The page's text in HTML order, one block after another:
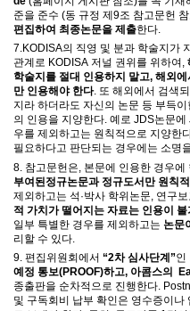
준을 준수 (동 규정 제 9조 참고문헌
편집하여 최종논문을 제출한다.
7.KODISA의 직영 및 분과 학술지가
관계로 KODISA 저널 권위를 위하여 ,
학술지를 절대 인용하지 말고, 해외에
만 인용해야 한다. 또 해외에서 검색
지라 하더라도 자신의 논문 등 부득
의 인용을 지양한다. 예로 JDS논문에
우를 제외하고는 원칙적으로 지양한
필요하다고 판단되는 경우에는 소명
8. 참고문헌은 본문에 인용한 경우에
부여된정규논문과 정규도서만 원칙
제외하고는 석·박사 학위논문 연구
적 가치가 떨어지는 자료는 인용이 불
일부 특별한 경우를 제외하고는 논문
리할 수 있다
9. 편집위원회에서 “2차 심사단계 ”인
예정 통보(PROOF)하고, 아콤스의
종출판을 순차적으로 진행한다.
및 구독회비 납부 확인은 영수증이나